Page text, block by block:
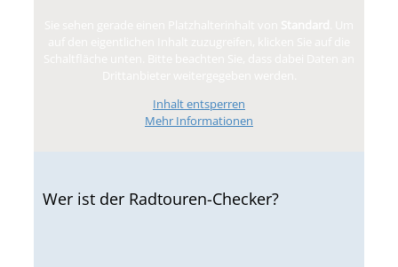
Inhalt entsperren
Mehr Informationen
Wer ist der Radtouren-Checker?